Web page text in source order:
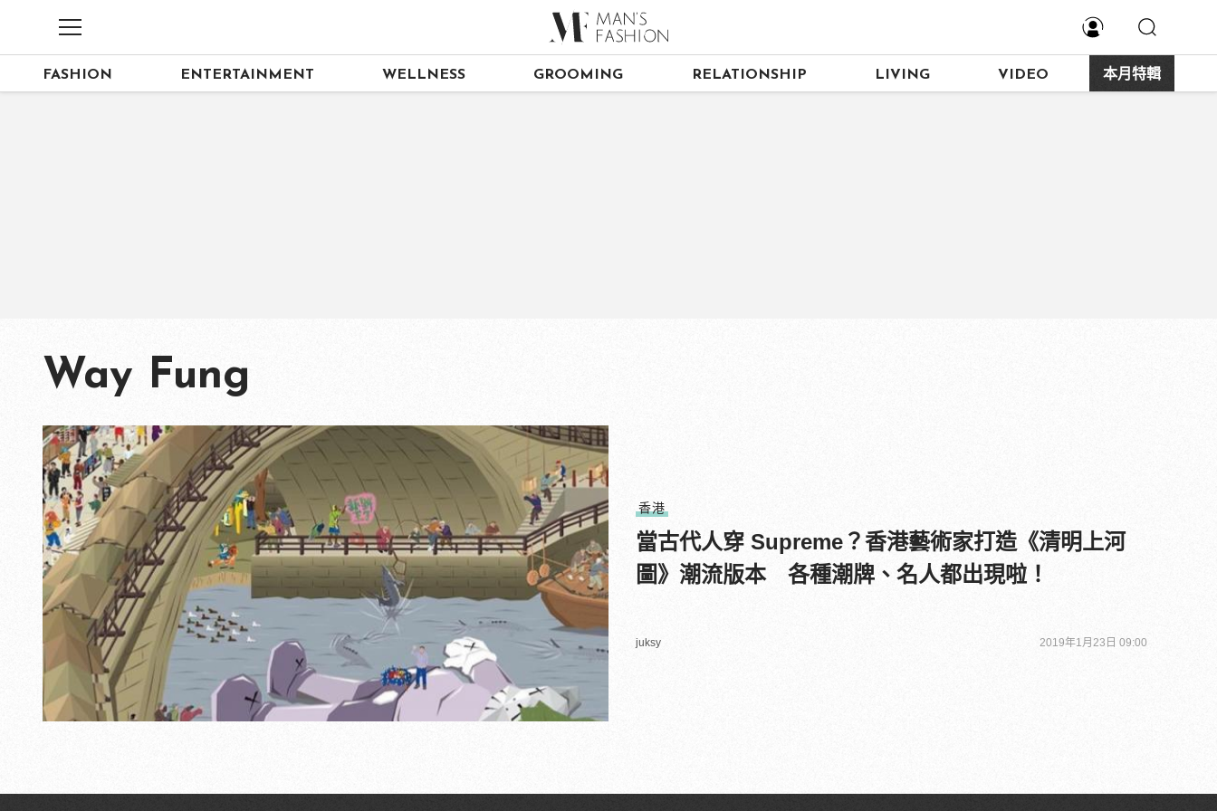
FASHION ENTERTAINMENT WELLNESS GROOMING RELATIONSHIP LIVING VIDEO 本月特輯
Way Fung
香港
當古代人穿 Supreme？香港藝術家打造《清明上河
圖》潮流版本 各種潮牌、名人都出現啦！
juksy 2019年1月23日 09:00